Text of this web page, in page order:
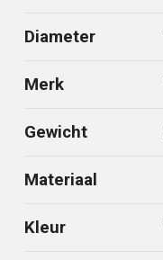
Diameter
Merk
Gewicht
Materiaal
Kleur